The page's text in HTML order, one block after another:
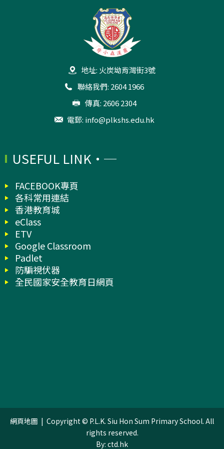
地址: 火炭坳背灣街3號
聯絡我們: 2604 1966
傳真: 2606 2304
電郵: info@plkshs.edu.hk
USEFUL LINK
FACEBOOK專頁
各科常用連結
香港教育城
eClass
ETV
Google Classroom
Padlet
防騙視伏器
全民國家安全教育日網頁
網頁地圖 | Copyright © P.L.K. Siu Hon Sum Primary School. All
rights reserved.
By: ctd.hk